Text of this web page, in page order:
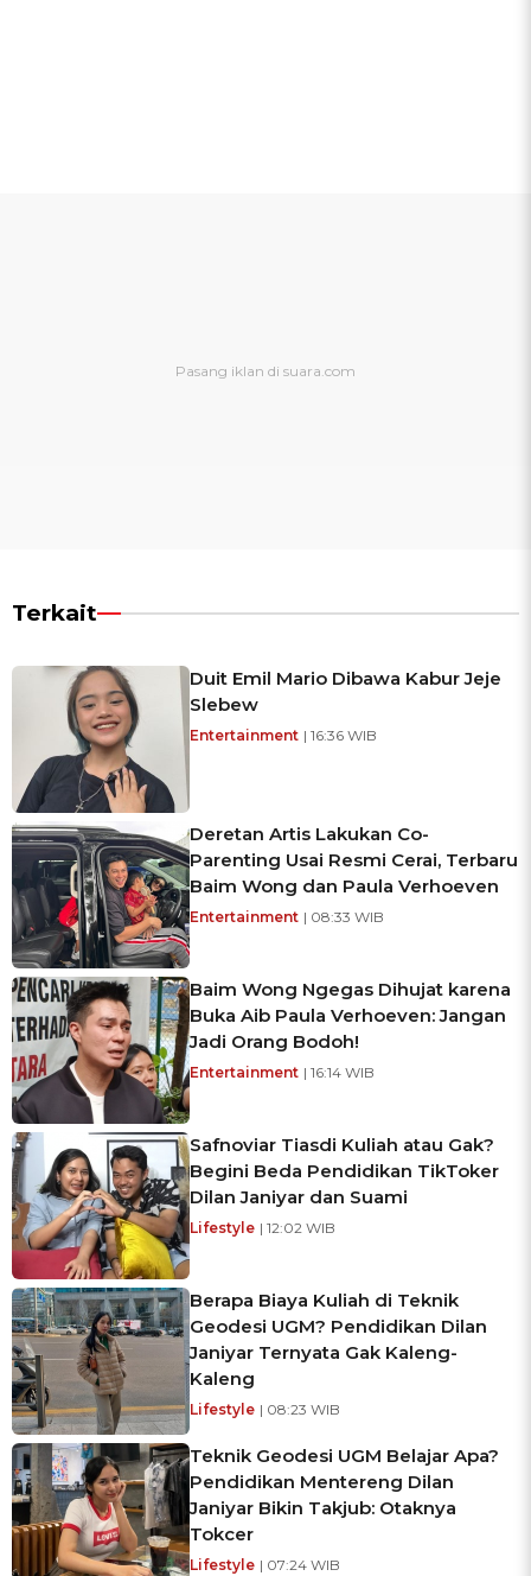
Terkait
Duit Emil Mario Dibawa Kabur Jeje
Slebew
Entertainment | 16:36 WIB
Deretan Artis Lakukan Co-
Parenting Usai Resmi Cerai, Terbaru
Baim Wong dan Paula Verhoeven
Entertainment | 08:33 WIB
Baim Wong Ngegas Dihujat karena
Buka Aib Paula Verhoeven: Jangan
Jadi Orang Bodoh!
Entertainment | 16:14 WIB
Safnoviar Tiasdi Kuliah atau Gak?
Begini Beda Pendidikan TikToker
Dilan Janiyar dan Suami
Lifestyle | 12:02 WIB
Berapa Biaya Kuliah di Teknik
Geodesi UGM? Pendidikan Dilan
Janiyar Ternyata Gak Kaleng-
Kaleng
Lifestyle | 08:23 WIB
Teknik Geodesi UGM Belajar Apa?
Pendidikan Mentereng Dilan
Janiyar Bikin Takjub: Otaknya
Tokcer
Lifestyle | 07:24 WIB